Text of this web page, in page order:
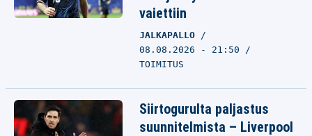
vaiettiin
JALKAPALLO
08.08.2026 - 21:50
TOIMITUS
Siirtogurulta paljastus
suunnitelmista – Liverpool